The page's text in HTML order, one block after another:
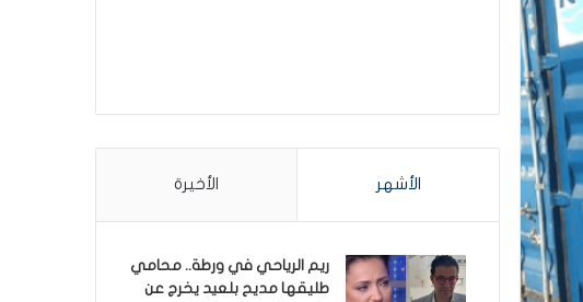
الأشهر الأخيرة
ريم الرياحي في ورطة.. محامي
طليقها مديح بلعيد يخرج عن